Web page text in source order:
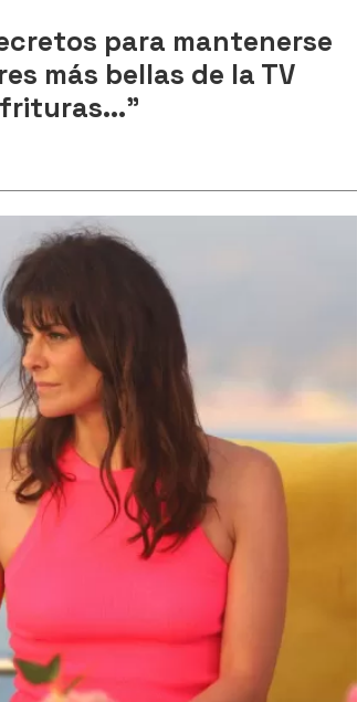
para mantenerse
más bellas de la TV